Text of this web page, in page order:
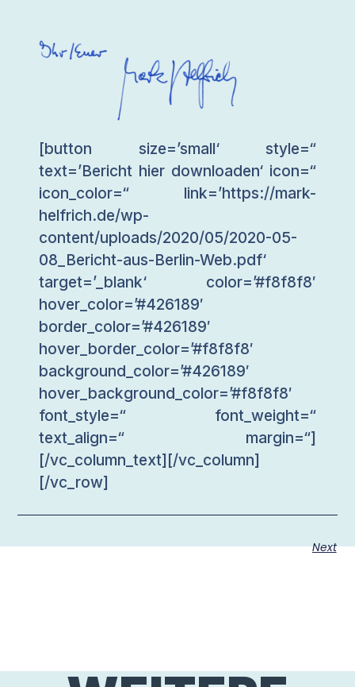
[button size=’small‘ style=“
text=’Bericht hier downloaden‘ icon=“
icon_color=“ link=’https://mark-
helfrich.de/wp-
content/uploads/2020/05/2020-05-
08_Bericht-aus-Berlin-Web.pdf‘
target=’_blank‘ color=’#f8f8f8′
hover_color=’#426189′
border_color=’#426189′
hover_border_color=’#f8f8f8′
background_color=’#426189′
hover_background_color=’#f8f8f8′
font_style=“ font_weight=“
text_align=“ margin=“]
[/vc_column_text][/vc_column]
[/vc_row]
Next